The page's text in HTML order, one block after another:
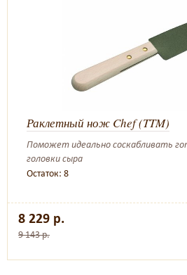
Раклетный нож Chef (TTM)
Поможет идеально соскабливать
головки сыра
Остаток: 8
8 229 р.
9 143 р.